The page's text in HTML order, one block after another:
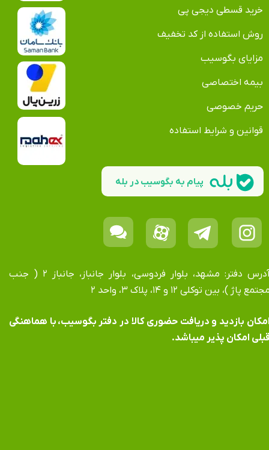
خرید قسطی دیجی پی
روش استفاده از کد تخفیف
مزایای بگوسیب
بیمه اختصاصی
حریم خصوصی
قوانین و شرایط استفاده
آدرس دفتر: مشهد، بلوار فردوسی، بلوار جانباز، جانباز ۲ ( جنب
پاژ )، بین توکلی ۱۲ و ۱۴، پلاک ۳، واحد ۲
بازدید و دریافت حضوری کالا در دفتر بگوسیب، با هماهنگی
امکان پذیر میباشد.
پیام به بگوسیب در بله